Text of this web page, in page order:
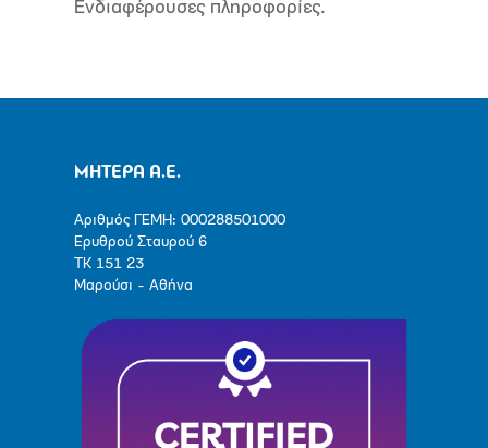
Ενδιαφέρουσες πληροφορίες.
ΜΗΤΕΡΑ Α.Ε.
Αριθμός ΓΕΜΗ: 000288501000
Ερυθρού Σταυρού 6
ΤΚ 151 23
Μαρούσι - Αθήνα